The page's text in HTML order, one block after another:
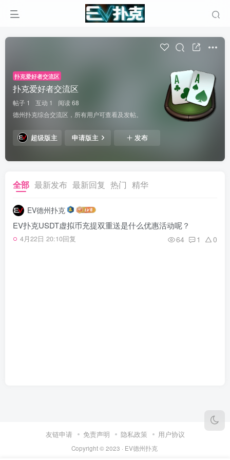
扑克爱好者交流区
扑克爱好者交流区
帖子 1 互动 1
阅读 68
德州扑克综合交流区，所有用户可查看及发帖。
超级版主 申请版主 发布
全部 最新发布 最新回复 热门 精华
EV德州扑克
EV扑克USDT虚拟币充提双重送是什么优惠活动呢？
4月22日 20:10回复 64 1 0
友链申请 免责声明 隐私政策 用户协议
Copyright © 2023 · EV德州扑克